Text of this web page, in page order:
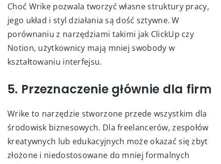
Choć Wrike pozwala tworzyć własne struktury pracy,
jego układ i styl działania są dość sztywne. W
porównaniu z narzędziami takimi jak ClickUp czy
Notion, użytkownicy mają mniej swobody w
kształtowaniu interfejsu.
5. Przeznaczenie głównie dla firm
Wrike to narzędzie stworzone przede wszystkim dla
środowisk biznesowych. Dla freelancerów, zespołów
kreatywnych lub edukacyjnych może okazać się zbyt
złożone i niedostosowane do mniej formalnych